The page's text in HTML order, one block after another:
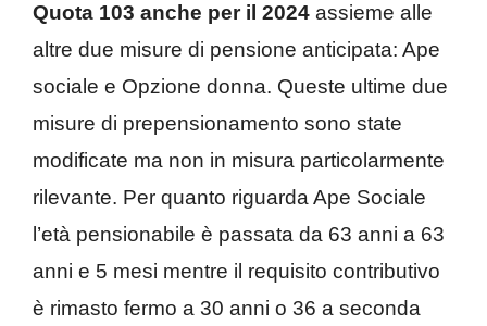
Quota 103 anche per il 2024 assieme alle
altre due misure di pensione anticipata: Ape
sociale e Opzione donna. Queste ultime due
misure di prepensionamento sono state
modificate ma non in misura particolarmente
rilevante. Per quanto riguarda Ape Sociale
l’età pensionabile è passata da 63 anni a 63
anni e 5 mesi mentre il requisito contributivo
è rimasto fermo a 30 anni o 36 a seconda